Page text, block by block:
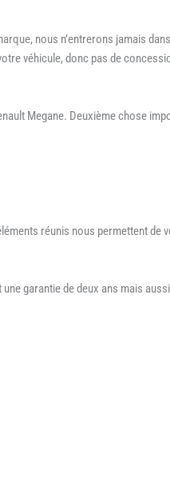
nous n’entrerons jamais
véhicule, donc pas de
Megane. Deuxième chose
réunis nous permettent
garantie de deux ans mais